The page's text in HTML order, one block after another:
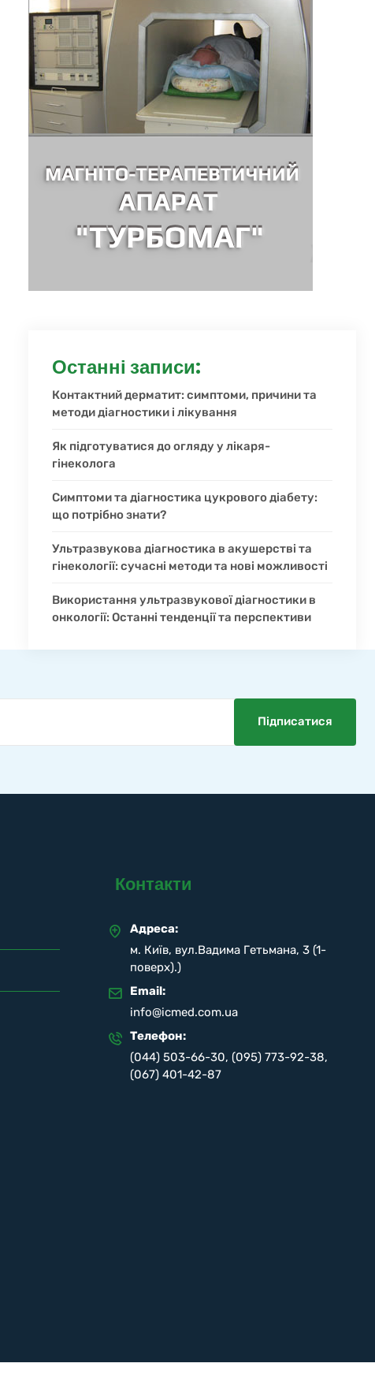
Останні записи:
Контактний дерматит: симптоми, причини та
методи діагностики і лікування
Як підготуватися до огляду у лікаря-
гінеколога
Симптоми та діагностика цукрового діабету:
що потрібно знати?
Ультразвукова діагностика в акушерстві та
гінекології: сучасні методи та нові можливості
Використання ультразвукової діагностики в
онкології: Останні тенденції та перспективи
Контакти
Адреса:
м. Київ, вул.Вадима Гетьмана, 3 (1-
поверх).)
Email:
info@icmed.com.ua
Телефон:
(044) 503-66-30, (095) 773-92-38,
(067) 401-42-87